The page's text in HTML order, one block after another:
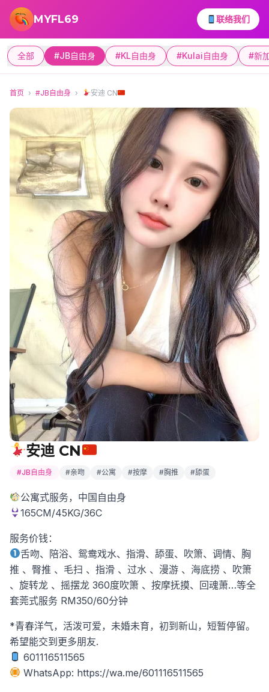
跳转到主要内容
MYFL69 联络我们
全部 #JB自由身 #KL自由身 #Kulai自由身 #新
首页 › #JB自由身 › 安迪 CN
安迪 CN
#JB自由身 #亲吻 #公寓 #按摩 #胸推 #舔蛋
公寓式服务，中国自由身
165CM/45KG/36C
服务价钱：
舌吻、陪浴、鸳鸯戏水、指滑、舔蛋、吹箫、调情、胸
推 、臀推 、毛扫 、指滑 、过水 、漫游 、海底捞 、吹箫
、旋转龙 、摇摆龙 360度吹箫 、按摩抚摸、回魂萧…等全
套莞式服务 RM350/60分钟
*青春洋气，活泼可爱，未婚未育，初到新山，短暂停留。
希望能交到更多朋友.
601116511565
WhatsApp: https://wa.me/601116511565